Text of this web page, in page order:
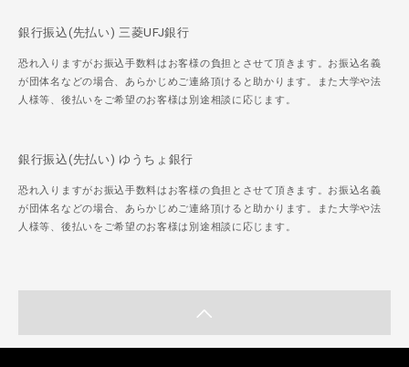
銀行振込(先払い) 三菱UFJ銀行
恐れ入りますがお振込手数料はお客様の負担とさせて頂きます。お振込名義
が団体名などの場合、あらかじめご連絡頂けると助かります。また大学や法
人様等、後払いをご希望のお客様は別途相談に応じます。
銀行振込(先払い) ゆうちょ銀行
恐れ入りますがお振込手数料はお客様の負担とさせて頂きます。お振込名義
が団体名などの場合、あらかじめご連絡頂けると助かります。また大学や法
人様等、後払いをご希望のお客様は別途相談に応じます。